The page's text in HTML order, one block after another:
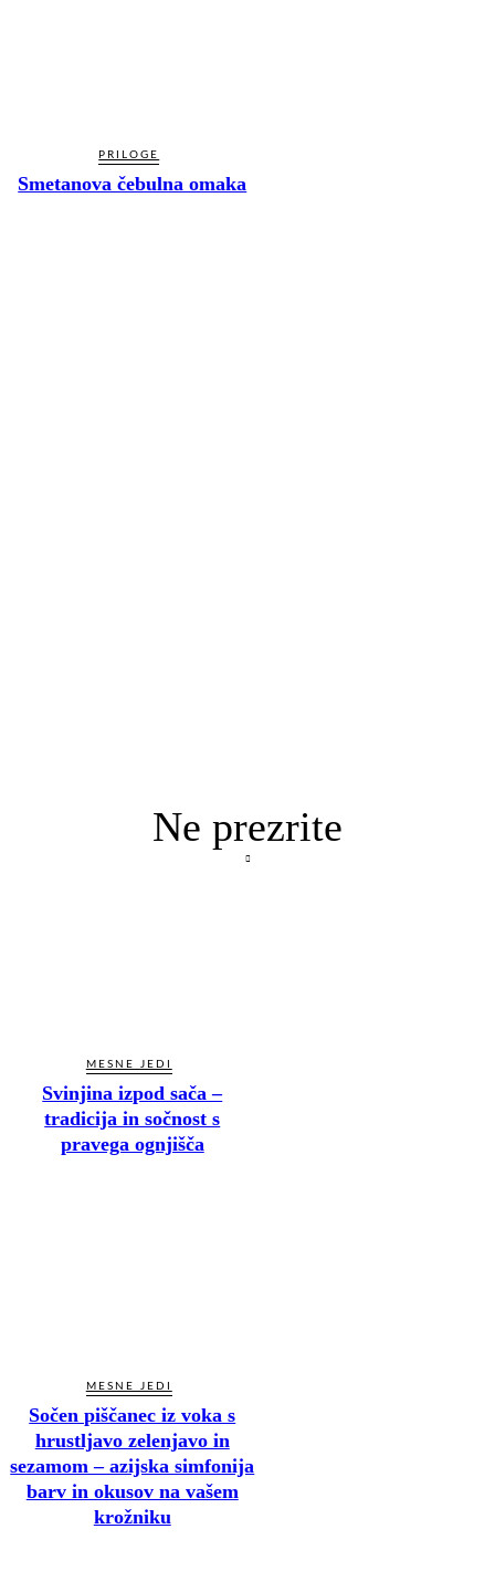
PRILOGE
Smetanova čebulna omaka
Ne prezrite
MESNE JEDI
Svinjina izpod sača –
tradicija in sočnost s
pravega ognjišča
MESNE JEDI
Sočen piščanec iz voka s
hrustljavo zelenjavo in
sezamom – azijska simfonija
barv in okusov na vašem
krožniku